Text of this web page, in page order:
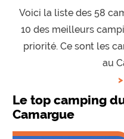
Voici la liste des 58
10 des meilleurs
priorité. Ce sont les
au
Le top camping
Camargue